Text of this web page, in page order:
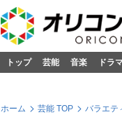
トップ 芸能 音楽 ドラ
ホーム 芸能 TOP バラエテ